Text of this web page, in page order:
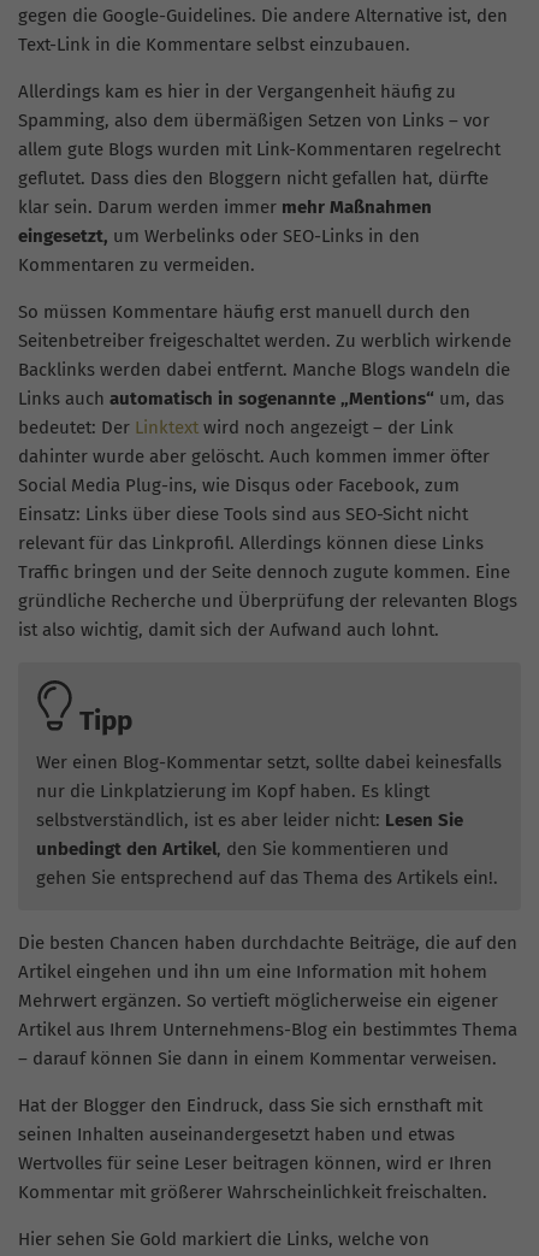
gegen die Google-Guidelines. Die andere Alternative ist, den
Text-Link in die Kommentare selbst einzubauen.
Allerdings kam es hier in der Vergangenheit häufig zu
Spamming, also dem übermäßigen Setzen von Links – vor
allem gute Blogs wurden mit Link-Kommentaren regelrecht
geflutet. Dass dies den Bloggern nicht gefallen hat, dürfte
klar sein. Darum werden immer mehr Maßnahmen
eingesetzt, um Werbelinks oder SEO-Links in den
Kommentaren zu vermeiden.
So müssen Kommentare häufig erst manuell durch den
Seitenbetreiber freigeschaltet werden. Zu werblich wirkende
Backlinks werden dabei entfernt. Manche Blogs wandeln die
Links auch automatisch in sogenannte „Mentions“ um, das
bedeutet: Der Linktext wird noch angezeigt – der Link
dahinter wurde aber gelöscht. Auch kommen immer öfter
Social Media Plug-ins, wie Disqus oder Facebook, zum
Einsatz: Links über diese Tools sind aus SEO-Sicht nicht
relevant für das Linkprofil. Allerdings können diese Links
Traffic bringen und der Seite dennoch zugute kommen. Eine
gründliche Recherche und Überprüfung der relevanten Blogs
ist also wichtig, damit sich der Aufwand auch lohnt.
Tipp
Wer einen Blog-Kommentar setzt, sollte dabei keinesfalls
nur die Linkplatzierung im Kopf haben. Es klingt
selbstverständlich, ist es aber leider nicht: Lesen Sie
unbedingt den Artikel, den Sie kommentieren und
gehen Sie entsprechend auf das Thema des Artikels ein!.
Die besten Chancen haben durchdachte Beiträge, die auf den
Artikel eingehen und ihn um eine Information mit hohem
Mehrwert ergänzen. So vertieft möglicherweise ein eigener
Artikel aus Ihrem Unternehmens-Blog ein bestimmtes Thema
– darauf können Sie dann in einem Kommentar verweisen.
Hat der Blogger den Eindruck, dass Sie sich ernsthaft mit
seinen Inhalten auseinandergesetzt haben und etwas
Wertvolles für seine Leser beitragen können, wird er Ihren
Kommentar mit größerer Wahrscheinlichkeit freischalten.
Hier sehen Sie Gold markiert die Links, welche von